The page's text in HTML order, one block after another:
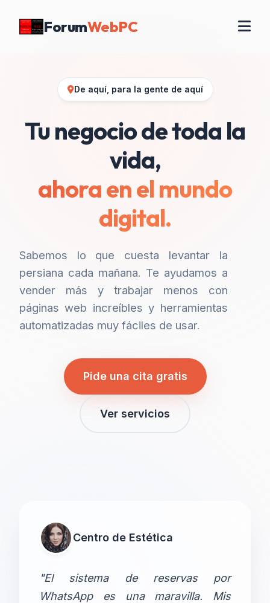
ForumWebPC
De aquí, para la gente de aquí
Tu negocio de toda la
vida,
ahora en el mundo
digital.
Sabemos lo que cuesta levantar la
persiana cada mañana. Te ayudamos a
vender más y trabajar menos con
páginas web increíbles y herramientas
automatizadas muy fáciles de usar.
Pide una cita gratis
Ver servicios
Centro de Estética
"El sistema de reservas por
WhatsApp es una maravilla. Mis